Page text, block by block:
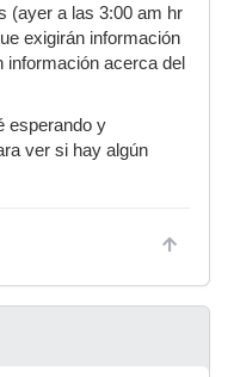
(ayer a las 3:00 am hr
exigirán información
acerca del
esperando y
ver si hay algún